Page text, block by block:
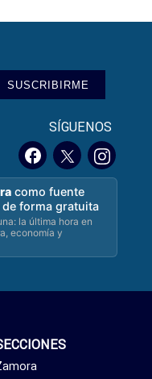
SUSCRIBIRME
SÍGUENOS
como fuente
forma gratuita
la última hora en
economía y